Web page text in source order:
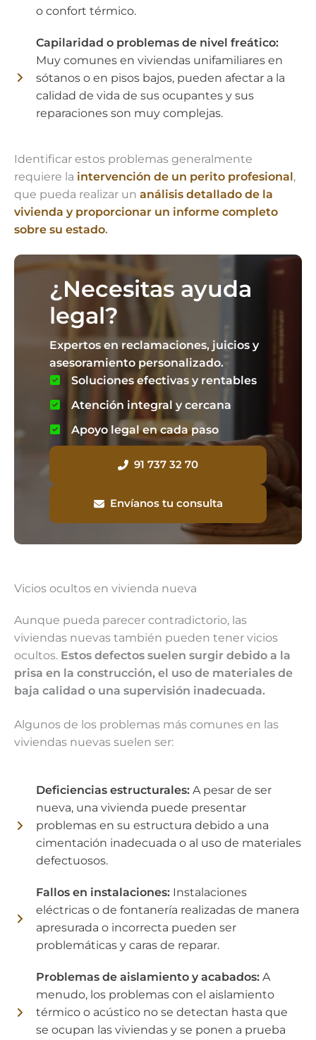
o confort térmico.
Capilaridad o problemas de nivel freático:
Muy comunes en viviendas unifamiliares en
sótanos o en pisos bajos, pueden afectar a la
calidad de vida de sus ocupantes y sus
reparaciones son muy complejas.
Identificar estos problemas generalmente
requiere la intervención de un perito profesional,
que pueda realizar un análisis detallado de la
vivienda y proporcionar un informe completo
sobre su estado.
¿Necesitas ayuda
legal?
Expertos en reclamaciones, juicios y
asesoramiento personalizado.
Soluciones efectivas y rentables
Atención integral y cercana
Apoyo legal en cada paso
91 737 32 70
Envíanos tu consulta
Vicios ocultos en vivienda nueva
Aunque pueda parecer contradictorio, las
viviendas nuevas también pueden tener vicios
ocultos. Estos defectos suelen surgir debido a la
prisa en la construcción, el uso de materiales de
baja calidad o una supervisión inadecuada.
Algunos de los problemas más comunes en las
viviendas nuevas suelen ser:
Deficiencias estructurales: A pesar de ser
nueva, una vivienda puede presentar
problemas en su estructura debido a una
cimentación inadecuada o al uso de materiales
defectuosos.
Fallos en instalaciones: Instalaciones
eléctricas o de fontanería realizadas de manera
apresurada o incorrecta pueden ser
problemáticas y caras de reparar.
Problemas de aislamiento y acabados: A
menudo, los problemas con el aislamiento
térmico o acústico no se detectan hasta que
se ocupan las viviendas y se ponen a prueba